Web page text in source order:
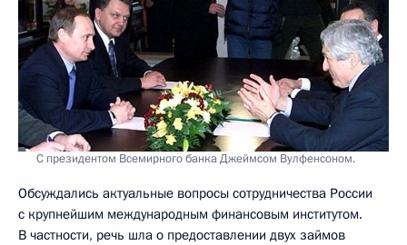
С президентом Всемирного банка Джеймсом Вулфенсоном.
Обсуждались актуальные вопросы сотрудничества России
с крупнейшим международным финансовым институтом.
В частности, речь шла о предоставлении двух займов